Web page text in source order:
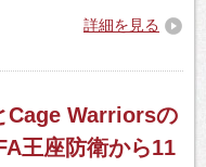
詳細を見る
Cage Warriorsの
王座防衛から11